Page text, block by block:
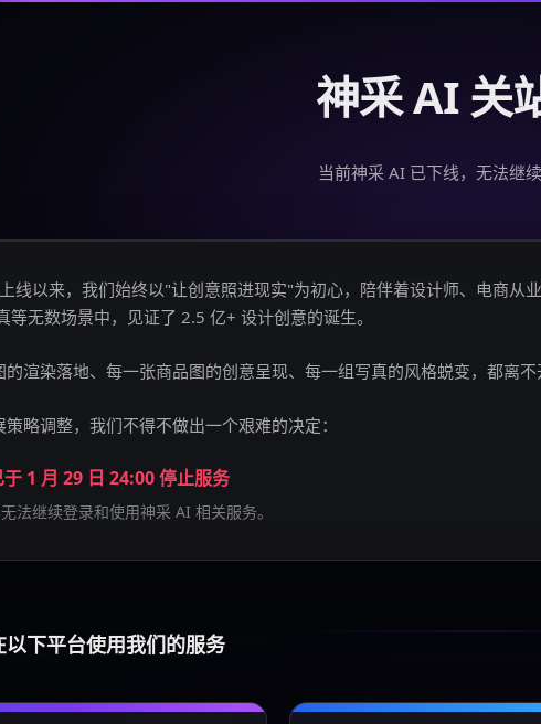
神采 AI 关
当前神采 AI 已下线，无法继续
线以来，我们始终以"让创意照进现实"为初心，陪伴着设计师、电商从
等无数场景中，见证了 2.5 亿+ 设计创意的诞生。
的渲染落地、每一张商品图的创意呈现、每一组写真的风格蜕变，都离
略调整，我们不得不做出一个艰难的决定：
1 月 29 日 24:00 停止服务
法继续登录和使用神采 AI 相关服务。
下平台使用我们的服务